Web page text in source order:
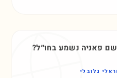
פאניה נשמע בחו״ל?
גלובלי